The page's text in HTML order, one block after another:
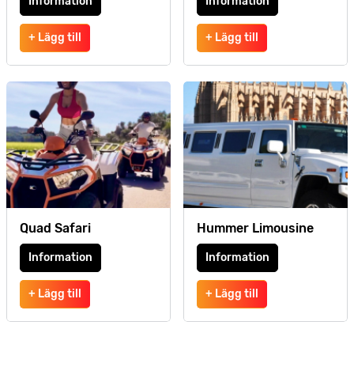
+ Lägg till + Lägg till
Quad Safari
Information
+ Lägg till
Hummer Limousine
Information
+ Lägg till